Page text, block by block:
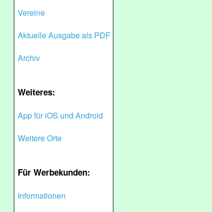
Vereine
Aktuelle Ausgabe als PDF
Archiv
Weiteres:
App für iOS und Android
Weitere Orte
Für Werbekunden:
Informationen